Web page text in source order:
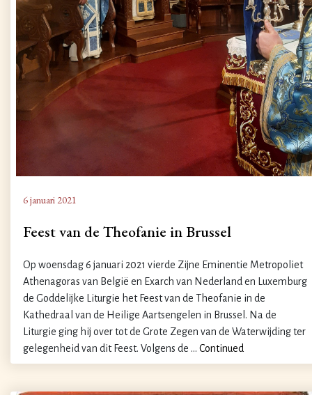
6 januari 2021
Feest van de Theofanie in Brussel
Op woensdag 6 januari 2021 vierde Zijne Eminentie Metropoliet
Athenagoras van België en Exarch van Nederland en Luxemburg
de Goddelijke Liturgie het Feest van de Theofanie in de
Kathedraal van de Heilige Aartsengelen in Brussel. Na de
Liturgie ging hij over tot de Grote Zegen van de Waterwijding ter
gelegenheid van dit Feest. Volgens de … Continued